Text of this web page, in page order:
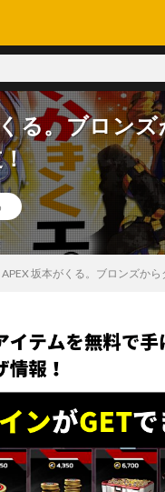
る。ブロン
APEX 坂本がくる。ブロンズから